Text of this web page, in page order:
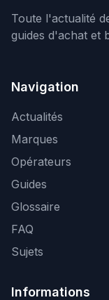
Toute l'actualité
guides d'achat et
Navigation
Actualités
Marques
Opérateurs
Guides
Glossaire
FAQ
Sujets
Informations